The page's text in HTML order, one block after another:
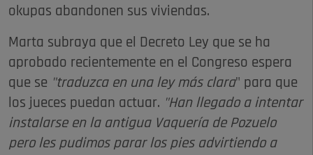
okupas abandonen sus viviendas.
Marta subraya que el Decreto Ley que se ha
aprobado recientemente en el Congreso espera
que se "traduzca en una ley más clara" para que
los jueces puedan actuar. "Han llegado a intentar
instalarse en la antigua Vaquería de Pozuelo
pero les pudimos parar los pies advirtiendo a